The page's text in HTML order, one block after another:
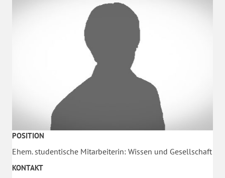
POSITION
Ehem. studentische Mitarbeiterin: Wissen und Gesellschaft
KONTAKT